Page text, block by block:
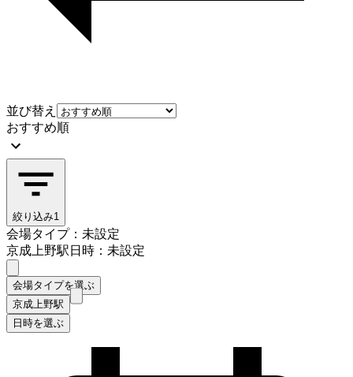
並び替え
おすすめ順
絞り込み1
会場タイプ：未設定
京成上野駅日時：未設定
会場タイプを選ぶ
京成上野駅
日時を選ぶ